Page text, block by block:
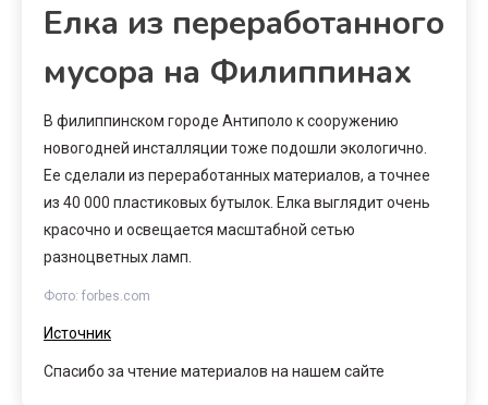
Елка из переработанного
мусора на Филиппинах
В филиппинском городе Антиполо к сооружению
новогодней инсталляции тоже подошли экологично.
Ее сделали из переработанных материалов, а точнее
из 40 000 пластиковых бутылок. Елка выглядит очень
красочно и освещается масштабной сетью
разноцветных ламп.
Фото: forbes.com
Источник
Спасибо за чтение материалов на нашем сайте